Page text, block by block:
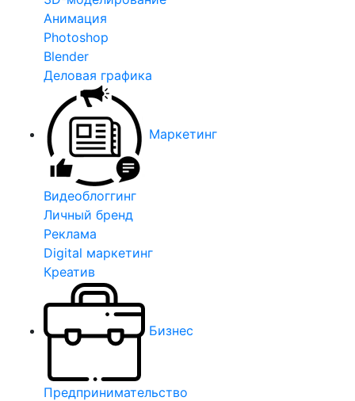
Анимация
Photoshop
Blender
Деловая графика
Маркетинг
Видеоблоггинг
Личный бренд
Реклама
Digital маркетинг
Креатив
Бизнес
Предпринимательство